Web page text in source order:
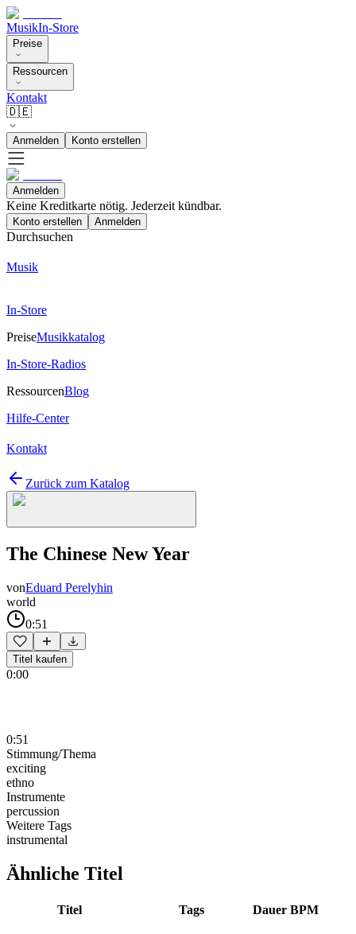
MusikIn-Store
Preise
Ressourcen
Kontakt
🇩🇪
Anmelden Konto erstellen
Anmelden
Keine Kreditkarte nötig. Jederzeit kündbar.
Konto erstellen Anmelden
Durchsuchen
Musik
In-Store
PreiseMusikkatalog
In-Store-Radios
RessourcenBlog
Hilfe-Center
Kontakt
Zurück zum Katalog
The Chinese New Year
vonEduard Perelyhin
world
0:51
Titel kaufen
0:00
0:51
Stimmung/Thema
exciting
ethno
Instrumente
percussion
Weitere Tags
instrumental
Ähnliche Titel
Titel Tags Dauer BPM